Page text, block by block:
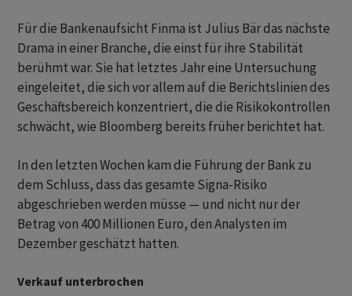
Für die Bankenaufsicht Finma ist Julius Bär das nächste
Drama in einer Branche, die einst für ihre Stabilität
berühmt war. Sie hat letztes Jahr eine Untersuchung
eingeleitet, die sich vor allem auf die Berichtslinien des
Geschäftsbereich konzentriert, die die Risikokontrollen
schwächt, wie Bloomberg bereits früher berichtet hat.
In den letzten Wochen kam die Führung der Bank zu
dem Schluss, dass das gesamte Signa-Risiko
abgeschrieben werden müsse — und nicht nur der
Betrag von 400 Millionen Euro, den Analysten im
Dezember geschätzt hatten.
Verkauf unterbrochen